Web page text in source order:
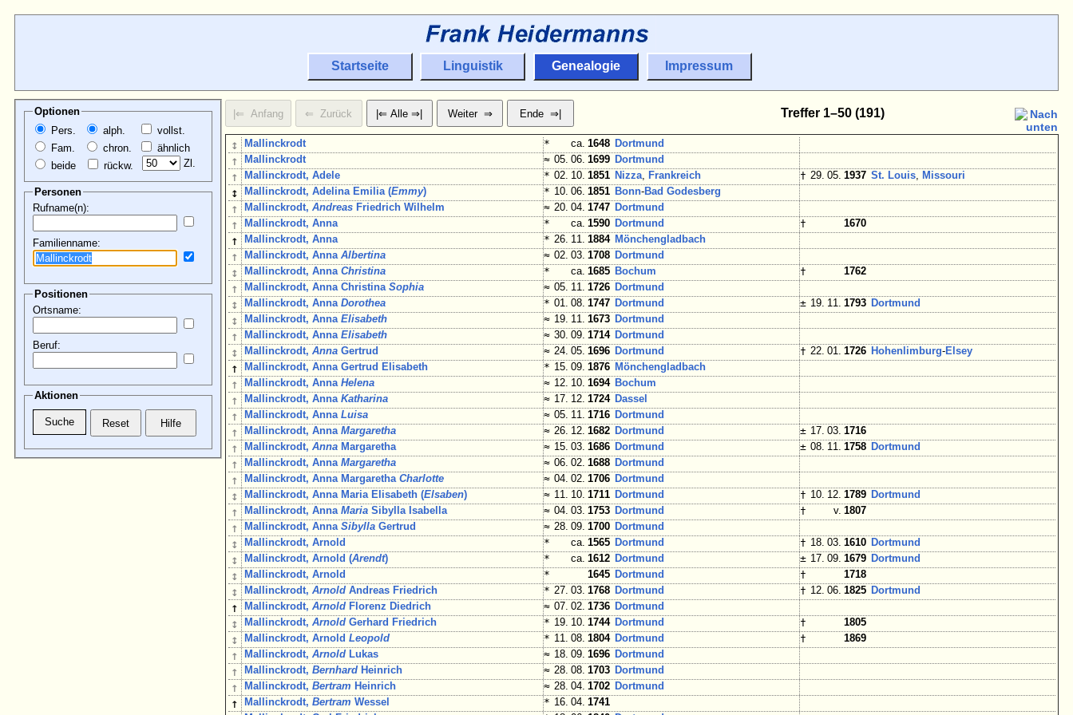
Startseite Linguistik Genealogie Impressum
Optionen
Pers.
Fam.
beide
alph.
chron.
rückw.
vollst.
ähnlich
Zl.
Personen
Rufname(n):
Familienname:
Positionen
Ortsname:
Beruf:
Aktionen
Treffer 1–50 (191)
↕ Mallinckrodt * ca. 1648 Dortmund
↑ Mallinckrodt ≈ 05. 06. 1699 Dortmund
↑ Mallinckrodt, Adele * 02. 10. 1851 Nizza, Frankreich † 29. 05. 1937 St. Louis, Missouri
↕ Mallinckrodt, Adelina Emilia (Emmy) * 10. 06. 1851 Bonn-Bad Godesberg
↑ Mallinckrodt,Andreas Friedrich Wilhelm ≈ 20. 04. 1747 Dortmund
↑ Mallinckrodt, Anna * ca. 1590 Dortmund † 1670
↑ Mallinckrodt, Anna * 26. 11. 1884 Mönchengladbach
↑ Mallinckrodt, AnnaAlbertina ≈ 02. 03. 1708 Dortmund
↕ Mallinckrodt, AnnaChristina * ca. 1685 Bochum † 1762
↑ Mallinckrodt, Anna ChristinaSophia ≈ 05. 11. 1726 Dortmund
↕ Mallinckrodt, AnnaDorothea * 01. 08. 1747 Dortmund ± 19. 11. 1793 Dortmund
↕ Mallinckrodt, AnnaElisabeth ≈ 19. 11. 1673 Dortmund
↑ Mallinckrodt, AnnaElisabeth ≈ 30. 09. 1714 Dortmund
↕ Mallinckrodt,Anna Gertrud ≈ 24. 05. 1696 Dortmund † 22. 01. 1726 Hohenlimburg-Elsey
↑ Mallinckrodt, Anna Gertrud Elisabeth * 15. 09. 1876 Mönchengladbach
↑ Mallinckrodt, AnnaHelena ≈ 12. 10. 1694 Bochum
↑ Mallinckrodt, AnnaKatharina ≈ 17. 12. 1724 Dassel
↑ Mallinckrodt, AnnaLuisa ≈ 05. 11. 1716 Dortmund
↑ Mallinckrodt, AnnaMargaretha ≈ 26. 12. 1682 Dortmund ± 17. 03. 1716
↑ Mallinckrodt,Anna Margaretha ≈ 15. 03. 1686 Dortmund ± 08. 11. 1758 Dortmund
↑ Mallinckrodt, AnnaMargaretha ≈ 06. 02. 1688 Dortmund
↑ Mallinckrodt, Anna MargarethaCharlotte ≈ 04. 02. 1706 Dortmund
↕ Mallinckrodt, Anna Maria Elisabeth (Elsaben) ≈ 11. 10. 1711 Dortmund † 10. 12. 1789 Dortmund
↑ Mallinckrodt, AnnaMaria Sibylla Isabella ≈ 04. 03. 1753 Dortmund † v. 1807
↑ Mallinckrodt, AnnaSibylla Gertrud ≈ 28. 09. 1700 Dortmund
↕ Mallinckrodt, Arnold * ca. 1565 Dortmund † 18. 03. 1610 Dortmund
↕ Mallinckrodt, Arnold (Arendt) * ca. 1612 Dortmund ± 17. 09. 1679 Dortmund
↕ Mallinckrodt, Arnold * 1645 Dortmund † 1718
↕ Mallinckrodt,Arnold Andreas Friedrich * 27. 03. 1768 Dortmund † 12. 06. 1825 Dortmund
↑ Mallinckrodt,Arnold Florenz Diedrich ≈ 07. 02. 1736 Dortmund
↕ Mallinckrodt,Arnold Gerhard Friedrich * 19. 10. 1744 Dortmund † 1805
↕ Mallinckrodt, ArnoldLeopold * 11. 08. 1804 Dortmund † 1869
↑ Mallinckrodt,Arnold Lukas ≈ 18. 09. 1696 Dortmund
↑ Mallinckrodt,Bernhard Heinrich ≈ 28. 08. 1703 Dortmund
↑ Mallinckrodt,Bertram Heinrich ≈ 28. 04. 1702 Dortmund
↑ Mallinckrodt,Bertram Wessel * 16. 04. 1741